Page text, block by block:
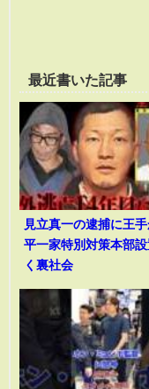
最近書いた記事
見立真一の逮捕に王
平一家特別対策本部
く裏社会